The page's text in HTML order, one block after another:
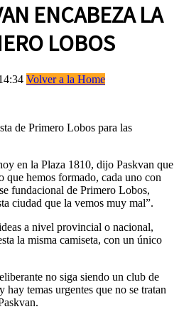
ENCABEZA LA
LOBOS
Volver a la Home
de Primero Lobos para las
en la Plaza 1810, dijo Paskvan que
que hemos formado, cada uno con
fundacional de Primero Lobos,
ciudad que la vemos muy mal”.
a nivel provincial o nacional,
la misma camiseta, con un único
no siga siendo un club de
hay temas urgentes que no se tratan